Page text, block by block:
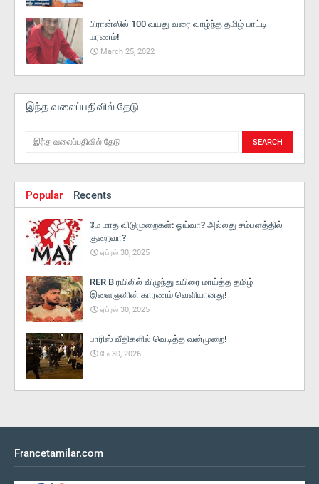
பிரான்ஸில் 100 வயது வரை வாழ்ந்த தமிழ் பாட்டி
மரணம்!
March 25, 2022
இந்த வலைப்பதிவில் தேடு
Popular Recents
மே மாத விடுமுறைகள்: ஓய்வா? அல்லது சம்பளத்தில்
குறைவா?
ஏப்ரல் 30, 2025
RER B ரயிலில் விழுந்து உயிரை மாய்த்த தமிழ்
இளைஞனின் காரணம் வெளியானது!
ஏப்ரல் 30, 2025
பாரிஸ் வீதிகளில் வெடித்த வன்முறை!
மே 30, 2026
Francetamilar.com